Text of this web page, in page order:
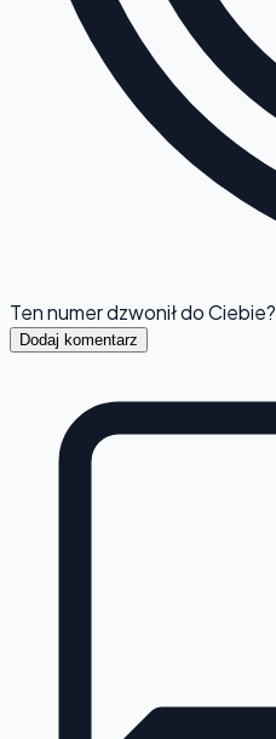
Ten numer dzwonił do Ciebie?
Dodaj komentarz